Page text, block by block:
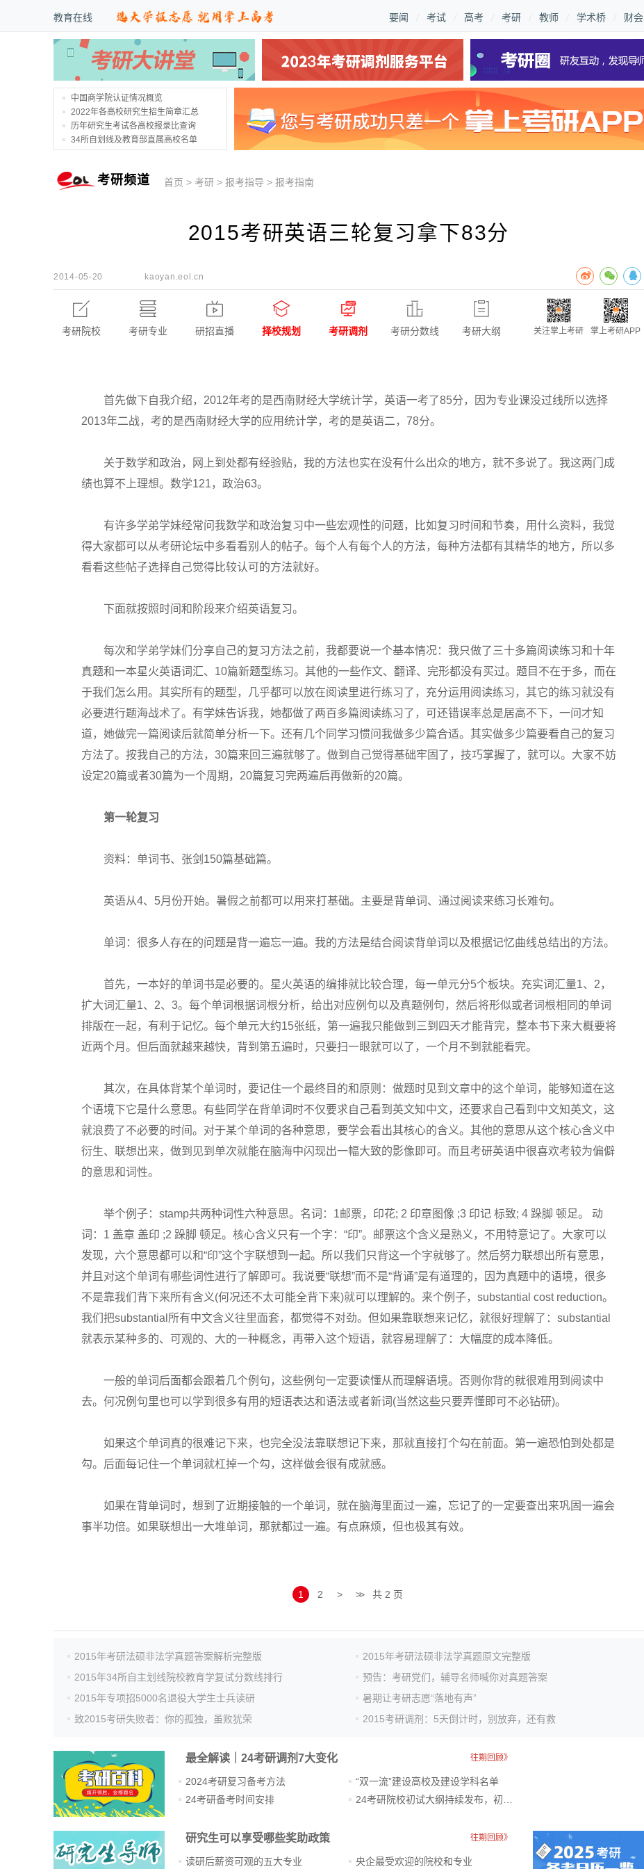
教育在线 要闻 考试 高考 考研 教师 学术桥 财会
中国商学院认证情况概览
2022年各高校研究生招生简章汇总
历年研究生考试各高校报录比查询
34所自划线及教育部直属高校名单
考研频道 首页 > 考研 >报考指导 >报考指南
2015考研英语三轮复习拿下83分
2014-05-20 kaoyan.eol.cn
考研院校 考研专业 研招直播 择校规划 考研调剂 考研分数线 考研大纲 关注掌上考研 掌上考研APP
首先做下自我介绍，2012年考的是西南财经大学统计学，英语一考了85分，因为专业课没过线所以选择
2013年二战，考的是西南财经大学的应用统计学，考的是英语二，78分。
关于数学和政治，网上到处都有经验贴，我的方法也实在没有什么出众的地方，就不多说了。我这两门成
绩也算不上理想。数学121，政治63。
有许多学弟学妹经常问我数学和政治复习中一些宏观性的问题，比如复习时间和节奏，用什么资料，我觉
得大家都可以从考研论坛中多看看别人的帖子。每个人有每个人的方法，每种方法都有其精华的地方，所以多
看看这些帖子选择自己觉得比较认可的方法就好。
下面就按照时间和阶段来介绍英语复习。
每次和学弟学妹们分享自己的复习方法之前，我都要说一个基本情况：我只做了三十多篇阅读练习和十年
真题和一本星火英语词汇、10篇新题型练习。其他的一些作文、翻译、完形都没有买过。题目不在于多，而在
于我们怎么用。其实所有的题型，几乎都可以放在阅读里进行练习了，充分运用阅读练习，其它的练习就没有
必要进行题海战术了。有学妹告诉我，她都做了两百多篇阅读练习了，可还错误率总是居高不下，一问才知
道，她做完一篇阅读后就简单分析一下。还有几个同学习惯问我做多少篇合适。其实做多少篇要看自己的复习
方法了。按我自己的方法，30篇来回三遍就够了。做到自己觉得基础牢固了，技巧掌握了，就可以。大家不妨
设定20篇或者30篇为一个周期，20篇复习完两遍后再做新的20篇。
第一轮复习
资料：单词书、张剑150篇基础篇。
英语从4、5月份开始。暑假之前都可以用来打基础。主要是背单词、通过阅读来练习长难句。
单词：很多人存在的问题是背一遍忘一遍。我的方法是结合阅读背单词以及根据记忆曲线总结出的方法。
首先，一本好的单词书是必要的。星火英语的编排就比较合理，每一单元分5个板块。充实词汇量1、2，
扩大词汇量1、2、3。每个单词根据词根分析，给出对应例句以及真题例句，然后将形似或者词根相同的单词
排版在一起，有利于记忆。每个单元大约15张纸，第一遍我只能做到三到四天才能背完，整本书下来大概要将
近两个月。但后面就越来越快，背到第五遍时，只要扫一眼就可以了，一个月不到就能看完。
其次，在具体背某个单词时，要记住一个最终目的和原则：做题时见到文章中的这个单词，能够知道在这
个语境下它是什么意思。有些同学在背单词时不仅要求自己看到英文知中文，还要求自己看到中文知英文，这
就浪费了不必要的时间。对于某个单词的各种意思，要学会看出其核心的含义。其他的意思从这个核心含义中
衍生、联想出来，做到见到单次就能在脑海中闪现出一幅大致的影像即可。而且考研英语中很喜欢考较为偏僻
的意思和词性。
举个例子：stamp共两种词性六种意思。名词：1邮票，印花; 2 印章图像 ;3 印记 标致; 4 跺脚 顿足。 动
词：1 盖章 盖印 ;2 跺脚 顿足。核心含义只有一个字：“印”。邮票这个含义是熟义，不用特意记了。大家可以
发现，六个意思都可以和“印”这个字联想到一起。所以我们只背这一个字就够了。然后努力联想出所有意思，
并且对这个单词有哪些词性进行了解即可。我说要“联想”而不是“背诵”是有道理的，因为真题中的语境，很多
不是靠我们背下来所有含义(何况还不太可能全背下来)就可以理解的。来个例子，substantial cost reduction。
我们把substantial所有中文含义往里面套，都觉得不对劲。但如果靠联想来记忆，就很好理解了：substantial
就表示某种多的、可观的、大的一种概念，再带入这个短语，就容易理解了：大幅度的成本降低。
一般的单词后面都会跟着几个例句，这些例句一定要读懂从而理解语境。否则你背的就很难用到阅读中
去。何况例句里也可以学到很多有用的短语表达和语法或者新词(当然这些只要弄懂即可不必钻研)。
如果这个单词真的很难记下来，也完全没法靠联想记下来，那就直接打个勾在前面。第一遍恐怕到处都是
勾。后面每记住一个单词就杠掉一个勾，这样做会很有成就感。
如果在背单词时，想到了近期接触的一个单词，就在脑海里面过一遍，忘记了的一定要查出来巩固一遍会
事半功倍。如果联想出一大堆单词，那就都过一遍。有点麻烦，但也极其有效。
1 2 > >> 共 2 页
2015年考研法硕非法学真题答案解析完整版
2015年考研法硕非法学真题原文完整版
2015年34所自主划线院校教育学复试分数线排行
预告：考研党们，辅导名师喊你对真题答案
2015年专项招5000名退役大学生士兵读研
暑期让考研志愿“落地有声”
致2015考研失败者：你的孤独，虽败犹荣
2015考研调剂：5天倒计时，别放弃，还有救
最全解读｜24考研调剂7大变化 往期回顾》
2024考研复习备考方法
24考研备考时间安排
“双一流”建设高校及建设学科名单
研究生可以享受哪些奖助政策 往期回顾》
读研后薪资可观的五大专业 央企最受欢迎的院校和专业